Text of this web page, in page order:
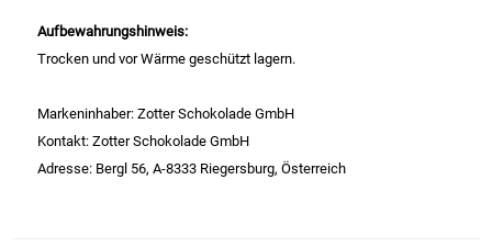
Aufbewahrungshinweis:
Trocken und vor Wärme geschützt lagern.
Markeninhaber: Zotter Schokolade GmbH
Kontakt: Zotter Schokolade GmbH
Adresse: Bergl 56, A-8333 Riegersburg, Österreich